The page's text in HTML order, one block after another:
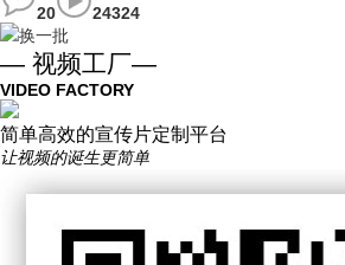
20
24324
换一批
— 视频工厂—
VIDEO FACTORY
简单高效的宣传片定制平台
让视频的诞生更简单